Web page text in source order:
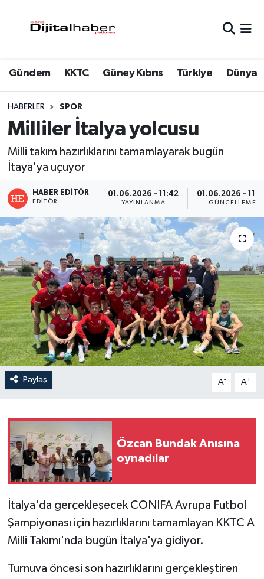
Gündem KKTC Güney Kıbrıs Türkiye Dünya
HABERLER SPOR
Milliler İtalya yolcusu
Milli takım hazırlıklarını tamamlayarak bugün
İtaya'ya uçuyor
HABER EDITÖR
EDITÖR
01.06.2026 - 11:42
YAYINLANMA
01.06.2026 -
GÜNCELLEME
Paylaş A- A+
Özcan Bundak Anısına
oynadılar
İtalya'da gerçekleşecek CONIFA Avrupa Futbol
Şampiyonası için hazırlıklarını tamamlayan KKTC A
Milli Takımı'nda bugün İtalya'ya gidiyor.
Turnuva öncesi son hazırlıklarını gerçekleştiren
Trafik Durumu
Süper Lig Puan Durumu ve Fikstür
Tüm Manşetler
Son Dakika Haberleri
Haber Arşivi